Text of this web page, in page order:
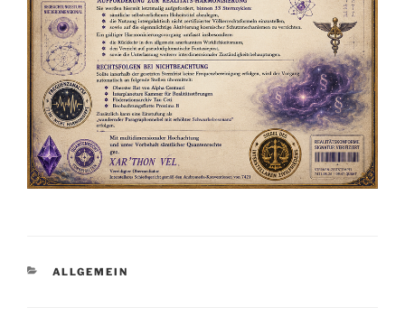
KATEGORIEN
ALLGEMEIN